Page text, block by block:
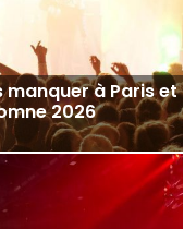
manquer à Paris et
2026